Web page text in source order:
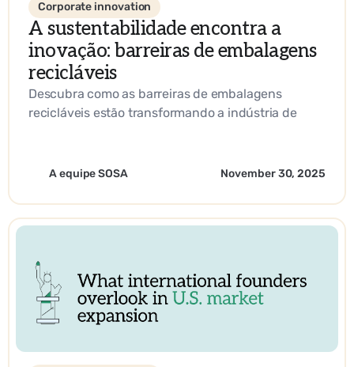
Corporate innovation
A sustentabilidade encontra a
inovação: barreiras de embalagens
recicláveis
Descubra como as barreiras de embalagens
recicláveis estão transformando a indústria de
estão impulsionando a sustentabilidade e a
A equipe SOSA November 30, 2025